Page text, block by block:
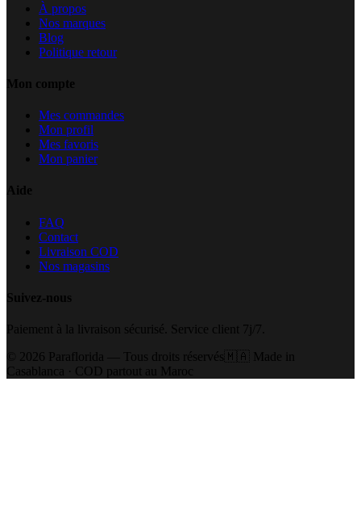
À propos
Nos marques
Blog
Politique retour
Mon compte
Mes commandes
Mon profil
Mes favoris
Mon panier
Aide
FAQ
Contact
Livraison COD
Nos magasins
Suivez-nous
Paiement à la livraison sécurisé. Service client 7j/7.
©
2026 Paraflorida — Tous droits réservés🇲🇦 Made in
Casablanca · COD partout au Maroc